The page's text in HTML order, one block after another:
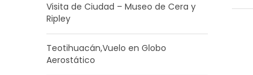
Visita de Ciudad – Museo de Cera y
Ripley
Teotihuacán,Vuelo en Globo
Aerostático